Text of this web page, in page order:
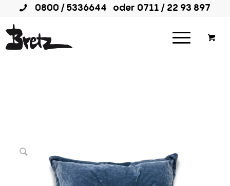
0800 / 5336644 oder 0711 / 22 93 897